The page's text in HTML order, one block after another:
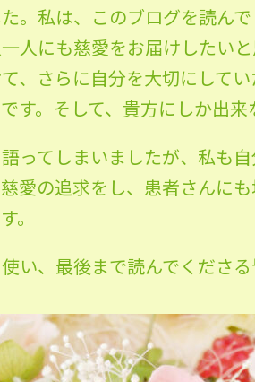
。私は、このブログを読ん
人にも慈愛をお届けしたい
、さらに自分を大切にして
す。そして、貴方にしか出来
ってしまいましたが、私も
愛の追求をし、患者さんに
。
い、最後まで読んでくださ